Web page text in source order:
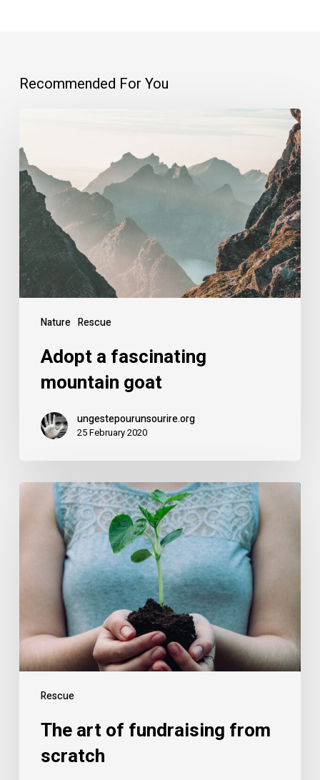
Recommended For You
Nature Rescue
Adopt a fascinating
mountain goat
ungestepourunsourire.org
25 February 2020
Rescue
The art of fundraising from
scratch